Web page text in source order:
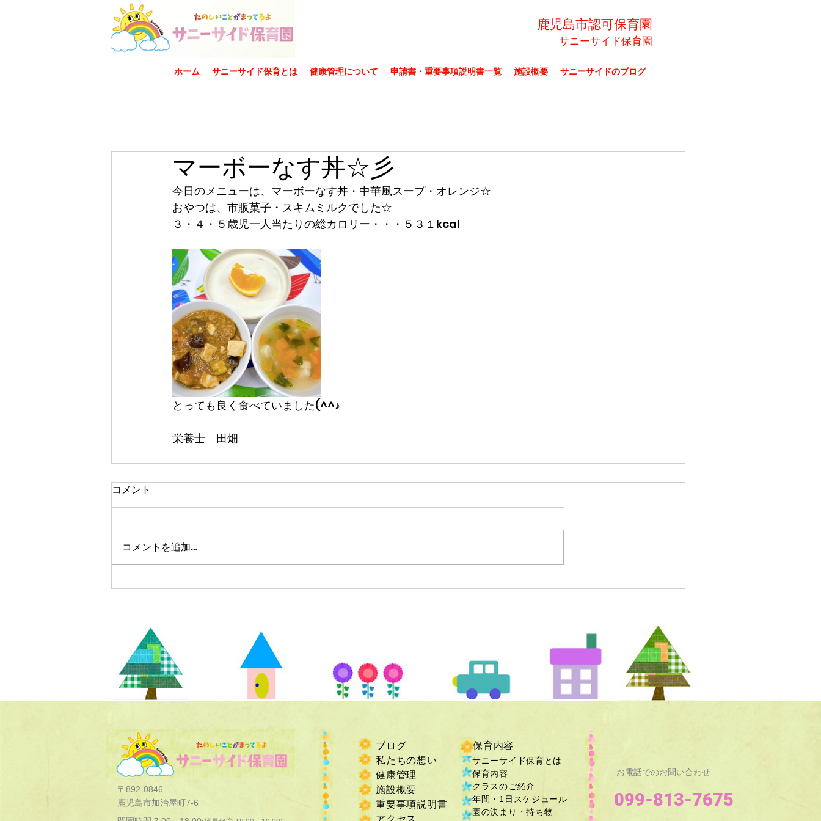
鹿児島市認可保育園
サニーサイド保育園
ホーム サニーサイド保育とは 健康管理について 申請書・重要事項説明書一覧 施設概要 サニーサイドのブログ
マーボーなす丼☆彡
今日のメニューは、マーボーなす丼・中華風スープ・オレンジ☆
おやつは、市販菓子・スキムミルクでした☆
３・４・５歳児一人当たりの総カロリー・・・５３１kcal
とっても良く食べていました(^^♪
栄養士　田畑
コメント
コメントを追加…
〒892-0846
鹿児島市加治屋町7-6
ブログ
私たちの想い
健康管理
施設概要
重要事項説明書
​アクセス
保育内容
サニーサイド保育とは
保育内容
クラスのご紹介
年間・1日スケジュール
​園の決まり・持ち物​
お電話でのお問い合わせ
099-813-7675